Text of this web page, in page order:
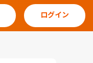
ログイン